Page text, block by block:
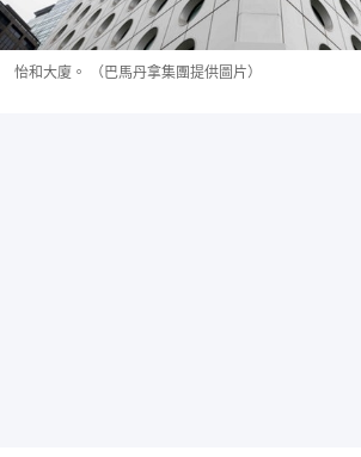
怡和大廈。 （巴馬丹拿集團提供圖片）